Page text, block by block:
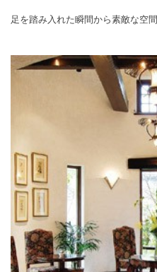
足を踏み入れた瞬間から素敵な空間